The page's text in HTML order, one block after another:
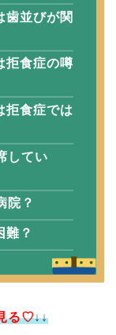
歯並びが関
拒食症の噂
拒食症では
してい
院？
難？
る♡↓↓